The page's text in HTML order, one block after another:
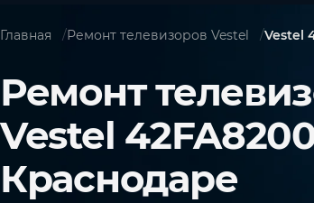
Главная Ремонт телевизоров Vestel Vestel
Ремонт
Vestel
Краснодаре